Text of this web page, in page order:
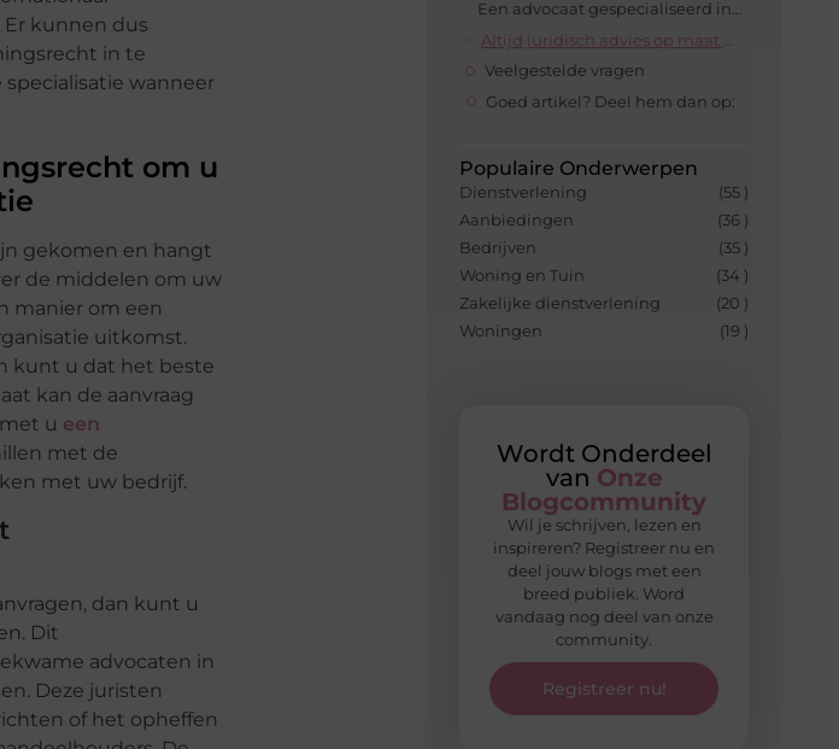
Een advocaat gespecialiseerd in ondernemingsrecht om u bij te staan bij een gerechtelijke reorganisatie
Veelgestelde vragen
Goed artikel? Deel hem dan op:
Populaire Onderwerpen
Dienstverlening
(55 )
Aanbiedingen
(36 )
Bedrijven
(35 )
Woning en Tuin
(34 )
Zakelijke dienstverlening
(20 )
Woningen
(19 )
Wordt Onderdeel
van Onze
Blogcommunity
Wil je schrijven, lezen en
inspireren? Registreer nu en
deel jouw blogs met een
breed publiek. Word
vandaag nog deel van onze
community.
Registreer nu!
kunnen dus
in te
wanneer
om u
gekomen en hangt
de middelen om uw
manier om een
uitkomst.
kunt u dat het beste
kan de aanvraag
u een
met de
met uw bedrijf.
dan kunt u
Dit
advocaten in
Deze juristen
of het opheffen